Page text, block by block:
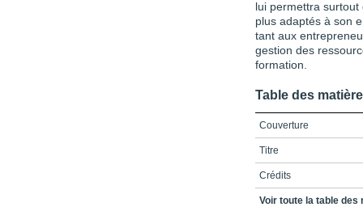
lui permettra surtout
plus adaptés à son
tant aux
gestion des
formation.
Table des
Couverture
Titre
Crédits
Table des matières
Voir toute la table des